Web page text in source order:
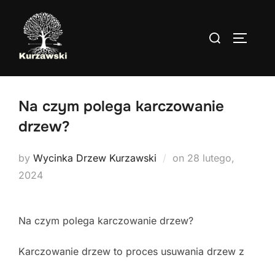
content
Search
Na czym polega karczowanie
drzew?
by Wycinka Drzew Kurzawski on Posted
28 lutego,
2024
Na czym polega karczowanie drzew?
Karczowanie drzew to proces usuwania drzew z